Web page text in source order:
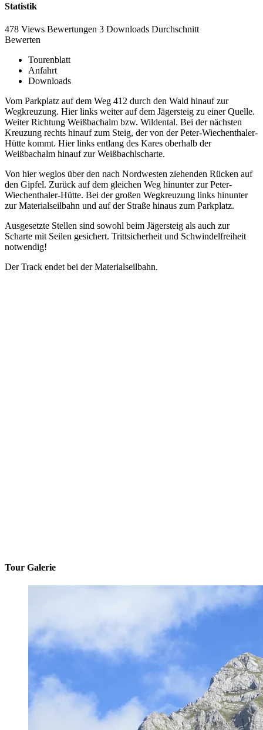
Statistik
478 Views Bewertungen 3 Downloads Durchschnitt
Bewerten
Tourenblatt
Anfahrt
Downloads
Vom Parkplatz auf dem Weg 412 durch den Wald hinauf zur
Wegkreuzung. Hier links weiter auf dem Jägersteig zu einer Quelle.
Weiter Richtung Weißbachalm bzw. Wildental. Bei der nächsten
Kreuzung rechts hinauf zum Steig, der von der Peter-Wiechenthaler-
Hütte kommt. Hier links entlang des Kares oberhalb der
Weißbachalm hinauf zur Weißbachlscharte.
Von hier weglos über den nach Nordwesten ziehenden Rücken auf
den Gipfel. Zurück auf dem gleichen Weg hinunter zur Peter-
Wiechenthaler-Hütte. Bei der großen Wegkreuzung links hinunter
zur Materialseilbahn und auf der Straße hinaus zum Parkplatz.
Ausgesetzte Stellen sind sowohl beim Jägersteig als auch zur
Scharte mit Seilen gesichert. Trittsicherheit und Schwindelfreiheit
notwendig!
Der Track endet bei der Materialseilbahn.
Tour Galerie